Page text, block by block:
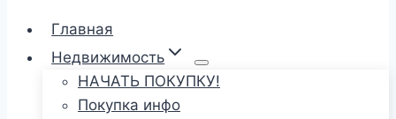
Главная
Недвижимость
НАЧАТЬ ПОКУПКУ!
Покупка инфо